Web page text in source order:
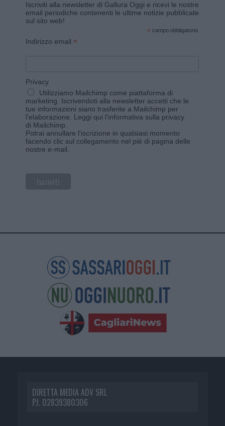
Iscriviti alla newsletter di Gallura Oggi e ricevi le nostre
email periodiche contenenti le ultime notizie pubblicate
sul sito web!
* campo obbligatorio
Indirizzo email *
Privacy
Utilizziamo Mailchimp come piattaforma di
marketing. Iscrivendoti alla newsletter accetti che le
tue informazioni siano trasferite a Mailchimp per
l'elaborazione. Leggi qui l'informativa sulla privacy
di Mailchimp
Potrai annullare l'iscrizione in qualsiasi momento
facendo clic sul collegamento nel piè di pagina delle
nostre e-mail.
DIRETTA MEDIA ADV SRL
P.I. 02839380306